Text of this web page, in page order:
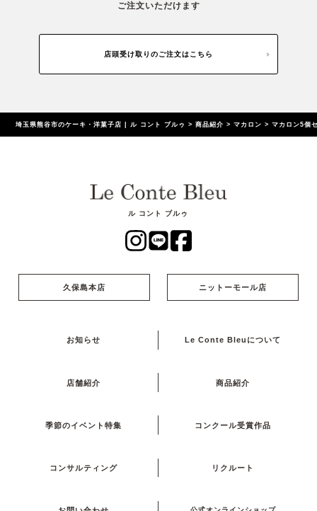
ご注文いただけます
店頭受け取りのご注文はこちら
埼玉県熊谷市のケーキ・洋菓子店 | ル コント ブルゥ >商品紹介 >マカロン >マカロン5個
ル コント ブルゥ
久保島本店 ニットーモール店
お知らせ Le Conte Bleuについて
店舗紹介 商品紹介
季節のイベント特集 コンクール受賞作品
コンサルティング リクルート